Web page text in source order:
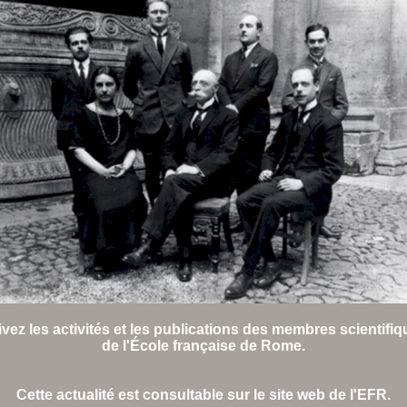
les activités et les publications des membres
de l'École française de Rome.
Cette actualité est consultable sur le site web de l'EFR.